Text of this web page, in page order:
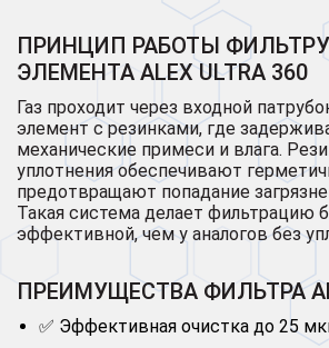
ПРИНЦИП РАБОТЫ
ЭЛЕМЕНТА ALEX ULTRA 360
Газ проходит через входной
элемент с резинками, где
механические примеси и влага.
уплотнения обеспечивают
предотвращают попадание
Такая система делает фильтрацию
эффективной, чем у аналогов без
ПРЕИМУЩЕСТВА ФИЛЬТРА
✅ Эффективная очистка до 25